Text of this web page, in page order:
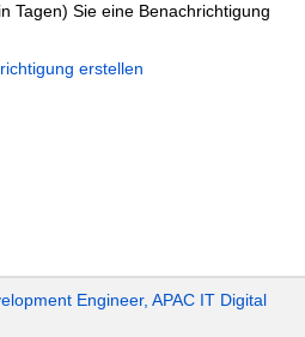
Tagen) Sie eine Benachrichtigung
erstellen
Engineer, APAC IT Digital